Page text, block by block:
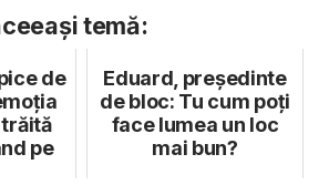
temă:
de
pe
Eduard, președinte
de bloc: Tu cum poți
face lumea un loc
mai bun?